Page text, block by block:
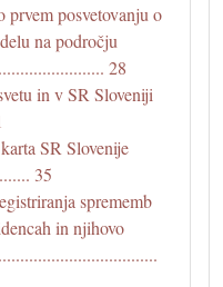
prvem posvetovanju o
na področju
28
in v SR Sloveniji
SR Slovenije
35
sprememb
in njihovo